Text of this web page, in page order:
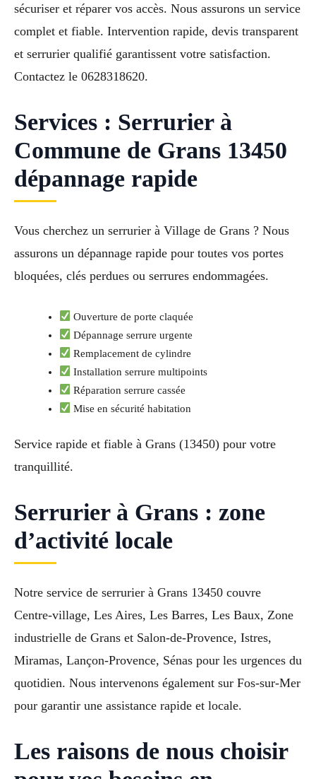
sécuriser et réparer vos accès. Nous assurons un service
complet et fiable. Intervention rapide, devis transparent
et serrurier qualifié garantissent votre satisfaction.
Contactez le 0628318620.
Services : Serrurier à
Commune de Grans 13450
dépannage rapide
Vous cherchez un serrurier à Village de Grans ? Nous
assurons un dépannage rapide pour toutes vos portes
bloquées, clés perdues ou serrures endommagées.
Ouverture de porte claquée
Dépannage serrure urgente
Remplacement de cylindre
Installation serrure multipoints
Réparation serrure cassée
Mise en sécurité habitation
Service rapide et fiable à Grans (13450) pour votre
tranquillité.
Serrurier à Grans : zone
d’activité locale
Notre service de serrurier à Grans 13450 couvre
Centre-village, Les Aires, Les Barres, Les Baux, Zone
industrielle de Grans et Salon-de-Provence, Istres,
Miramas, Lançon-Provence, Sénas pour les urgences du
quotidien. Nous intervenons également sur Fos-sur-Mer
pour garantir une assistance rapide et locale.
Les raisons de nous choisir